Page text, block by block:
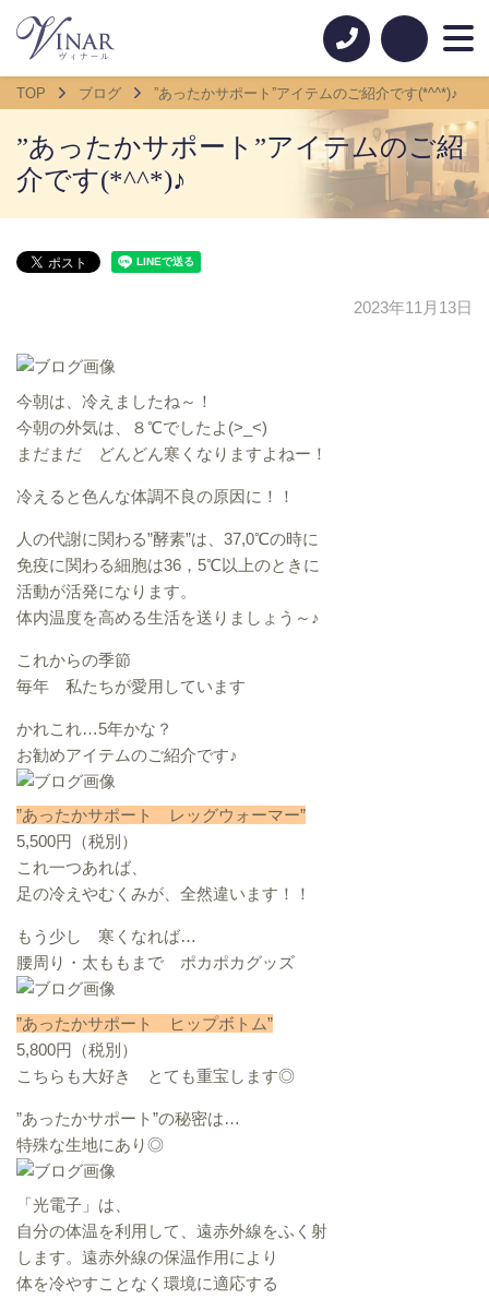
TOP ブログ ”あったかサポート”アイテムのご紹介です(*^^*)♪
”あったかサポート”アイテムのご紹
介です(*^^*)♪
2023年11月13日
今朝は、冷えましたね～！
今朝の外気は、８℃でしたよ(>_<)
まだまだ どんどん寒くなりますよねー！
冷えると色んな体調不良の原因に！！
人の代謝に関わる”酵素”は、37,0℃の時に
免疫に関わる細胞は36，5℃以上のときに
活動が活発になります。
体内温度を高める生活を送りましょう～♪
これからの季節
毎年 私たちが愛用しています
かれこれ…5年かな？
お勧めアイテムのご紹介です♪
”あったかサポート レッグウォーマー”
5,500円（税別）
これ一つあれば、
足の冷えやむくみが、全然違います！！
もう少し 寒くなれば…
腰周り・太ももまで ポカポカグッズ
”あったかサポート ヒップボトム”
5,800円（税別）
こちらも大好き とても重宝します◎
”あったかサポート”の秘密は…
特殊な生地にあり◎
「光電子」は、
自分の体温を利用して、遠赤外線をふく射
します。遠赤外線の保温作用により
体を冷やすことなく環境に適応する